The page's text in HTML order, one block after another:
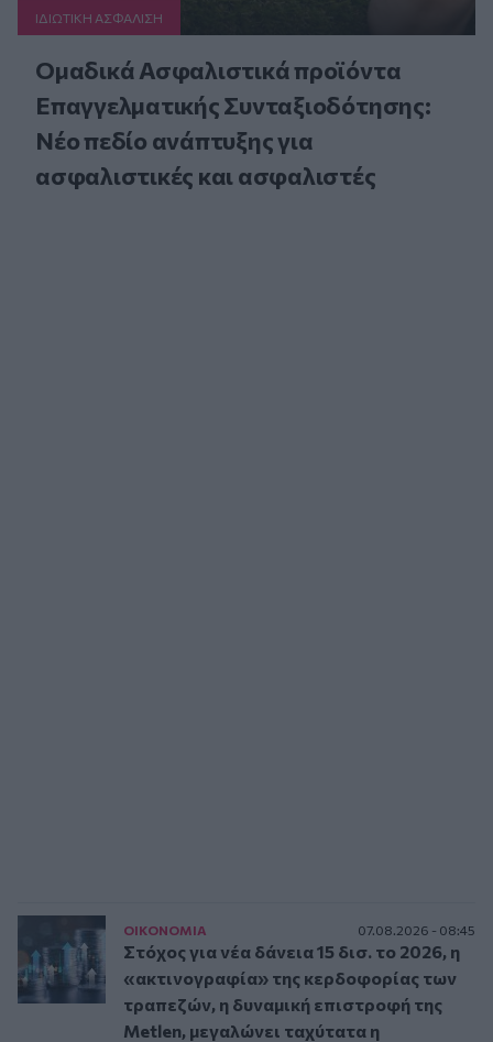
ΙΔΙΩΤΙΚΗ ΑΣΦAΛΙΣΗ
Ομαδικά Ασφαλιστικά προϊόντα
Επαγγελματικής Συνταξιοδότησης:
Νέο πεδίο ανάπτυξης για
ασφαλιστικές και ασφαλιστές
ΟΙΚΟΝΟΜΙΑ 07.08.2026 - 08:45
Στόχος για νέα δάνεια 15 δισ. το 2026, η
«ακτινογραφία» της κερδοφορίας των
τραπεζών, η δυναμική επιστροφή της
Metlen, μεγαλώνει ταχύτατα η